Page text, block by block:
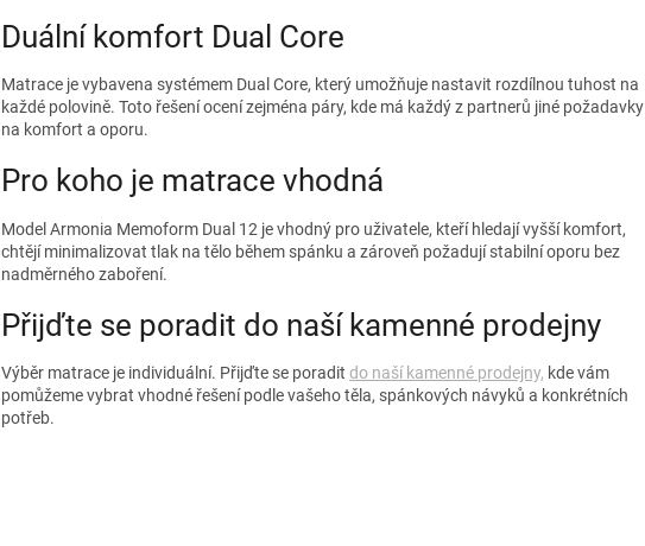
Duální komfort Dual Core
Matrace je vybavena systémem Dual Core, který umožňuje nastavit rozdílnou tuhost na
každé polovině. Toto řešení ocení zejména páry, kde má každý z partnerů jiné požadavky
na komfort a oporu.
Pro koho je matrace vhodná
Model Armonia Memoform Dual 12 je vhodný pro uživatele, kteří hledají vyšší komfort,
chtějí minimalizovat tlak na tělo během spánku a zároveň požadují stabilní oporu bez
nadměrného zaboření.
Přijďte se poradit do naší kamenné prodejny
Výběr matrace je individuální. Přijďte se poradit do naší kamenné prodejny, kde vám
pomůžeme vybrat vhodné řešení podle vašeho těla, spánkových návyků a konkrétních
potřeb.